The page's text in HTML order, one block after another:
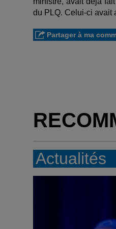
du PLQ. Celui-ci avait
Partager à ma
Actualités